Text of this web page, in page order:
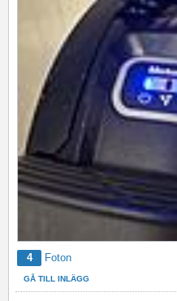
4 Foton
GÅ TILL INLÄGG